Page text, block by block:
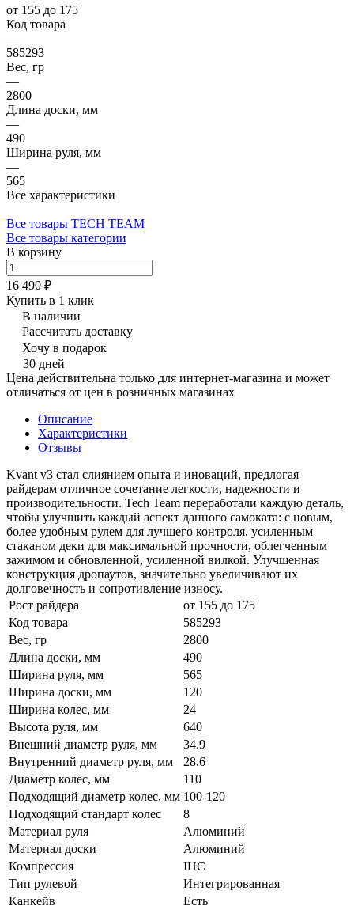
от 155 до 175
Код товара
—
585293
Вес, гр
—
2800
Длина доски, мм
—
490
Ширина руля, мм
—
565
Все характеристики
Все товары TECH TEAM
Все товары категории
В корзину
16 490 ₽
Купить в 1 клик
В наличии
Рассчитать доставку
Хочу в подарок
30 дней
Цена действительна только для интернет-магазина и может
отличаться от цен в розничных магазинах
Описание
Характеристики
Отзывы
Kvant v3 стал слиянием опыта и иноваций, предлогая
райдерам отличное сочетание легкости, надежности и
производительности. Tech Team переработали каждую деталь,
чтобы улучшить каждый аспект данного самоката: с новым,
более удобным рулем для лучшего контроля, усиленным
стаканом деки для максимальной прочности, облегченным
зажимом и обновленной, усиленной вилкой. Улучшенная
конструкция дропаутов, значительно увеличивают их
долговечность и сопротивление износу.
Рост райдера
от 155 до 175
Код товара
585293
Вес, гр
2800
Длина доски, мм
490
Ширина руля, мм
565
Ширина доски, мм
120
Ширина колес, мм
24
Высота руля, мм
640
Внешний диаметр руля, мм
34.9
Внутренний диаметр руля, мм
28.6
Диаметр колес, мм
110
Подходящий диаметр колес, мм 100-120
Подходящий стандарт колес
8
Материал руля
Алюминий
Материал доски
Алюминий
Компрессия
IHC
Тип рулевой
Интегрированная
Канкейв
Есть